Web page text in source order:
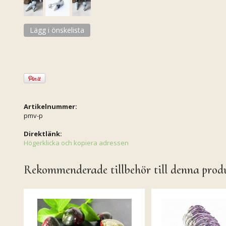
Lägg i önskelista
Artikelnummer:
pmv-p
Direktlänk:
Högerklicka och kopiera adressen
Rekommenderade tillbehör till denna